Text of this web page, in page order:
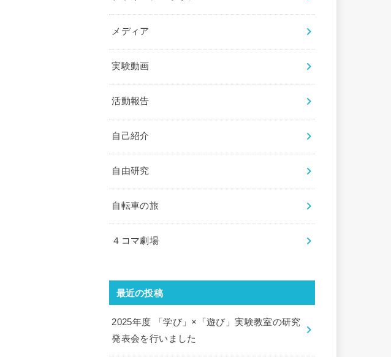
メディア
実験動画
活動報告
自己紹介
自由研究
自転車の旅
４コマ劇場
最近の投稿
2025年度 「学び」×「遊び」実験教室の研究
発表会を行いました